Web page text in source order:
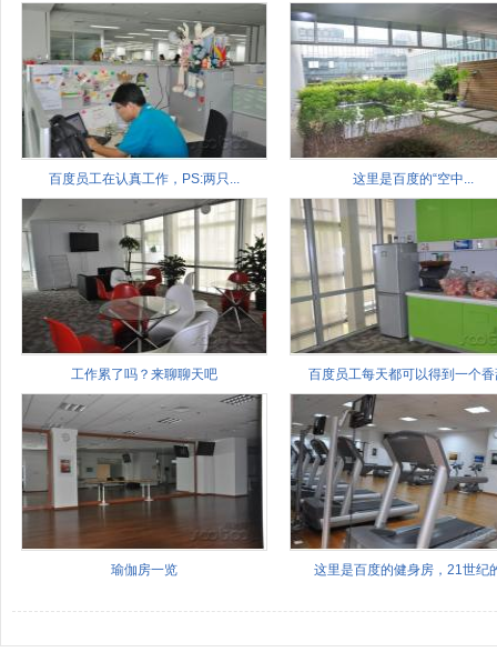
百度员工在认真工作，PS:两只... 这里是百度的“空中...
工作累了吗？来聊聊天吧 百度员工每天都可以得到一个香
瑜伽房一览 这里是百度的健身房，21世纪